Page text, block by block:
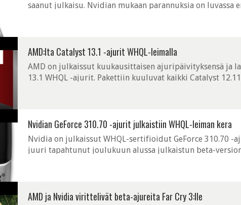
saanut julkaisu. Nvidian mukaan parannuksia on luvassa
AMD:lta Catalyst 13.1 -ajurit WHQL-leimalla
AMD on julkaissut kuukausittaisen ajuripäivityksensä ja
13.1 WHQL -ajurit. Pakettiin kuuluvat kaikki Catalyst
Nvidian GeForce 310.70 -ajurit julkaistiin WHQL-leiman kera
Nvidia on julkaissut WHQL-sertifioidut GeForce 310.70 -
juuri tapahtunut joulukuun alussa julkaistun beta-
AMD ja Nvidia virittelivät beta-ajureita Far Cry 3:lle